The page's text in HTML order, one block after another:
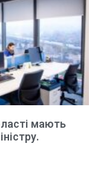
мають